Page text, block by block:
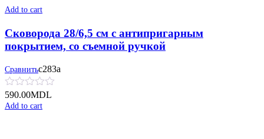
Add to cart
Сковорода 28/6,5 см с антипригарным
покрытием, со съемной ручкой
Сравнитьс283а
590.00MDL
Add to cart